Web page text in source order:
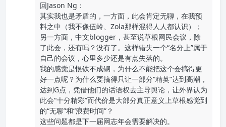
回Jason Ng：
其实我也是矛盾的，一方面，此会肯定无聊，在我预
料之中（我不像伍岭、Zola那样混得人人都认识）；
另一方面，中文blogger，甚至说草根网民会议，除
了此会，还有吗？没有了。这样错失一个“名分上”属于
自己的会议，心里多少还是有点失落的。
我的感觉是恨铁不成钢，为什么不能把这个会搞得更
好一点呢？为什么要搞得只让一部分“精英”达到高潮，
达到G点，凭借他们的话语权去主导舆论，让外界认为
此会“十分精彩”而代价是大部分真正意义上草根感觉到
的“无聊”和“浪费时间”？
这些问题都是下一届网志年会需要解决的。